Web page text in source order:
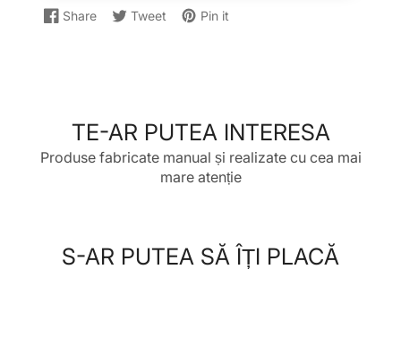
Share
Distribuiți
Se
Tweet
Dați
Se
Pin it
Postați
Se
TE-AR PUTEA INTERESA
Produse fabricate manual și realizate cu cea mai
mare atenție
S-AR PUTEA SĂ ÎȚI PLACĂ